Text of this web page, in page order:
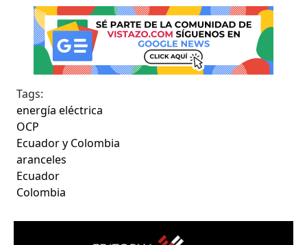
Tags:
energía eléctrica
OCP
Ecuador y Colombia
aranceles
Ecuador
Colombia